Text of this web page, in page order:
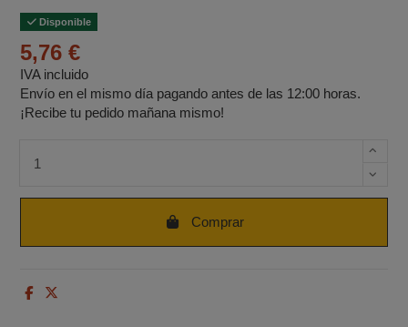
Disponible
5,76 €
IVA incluido
Envío en el mismo día pagando antes de las 12:00 horas.
¡Recibe tu pedido mañana mismo!
Comprar